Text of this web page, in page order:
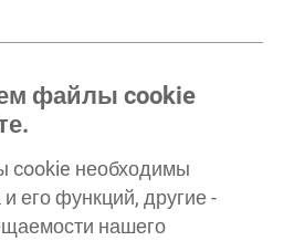
файлы cookie
cookie необходимы
его функций, другие -
нашего